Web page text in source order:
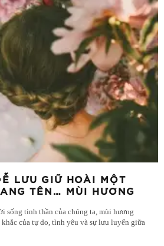
LƯU GIỮ HOÀI MỘT
TÊN… MÙI HƯƠNG
sống tinh thần của chúng ta, mùi hương
của tự do, tình yêu và sự lưu luyến giữa